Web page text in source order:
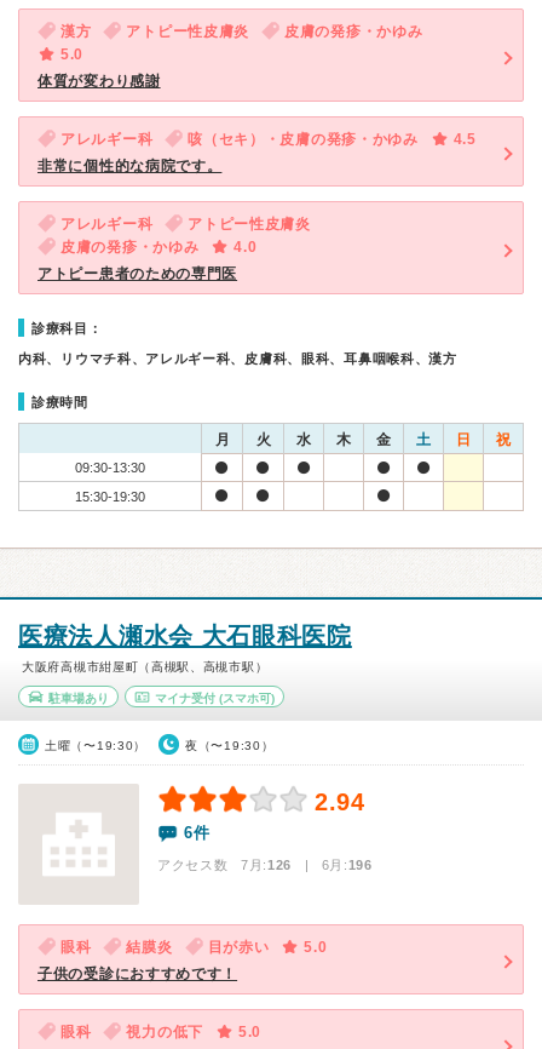
漢方 アトピー性皮膚炎
皮膚の発疹・かゆみ
5.0
体質が変わり感謝
アレルギー科 咳（セキ）・皮膚の発疹・かゆみ
4.5
非常に個性的な病院です。
アレルギー科
アトピー性皮膚炎
皮膚の発疹・かゆみ
4.0
アトピー患者のための専門医
診療科目：
内科、リウマチ科、アレルギー科、皮膚科、眼科、耳鼻咽喉科、漢方
診療時間
月 火 水 木 金 土 日 祝
09:30-13:30
15:30-19:30
医療法人瀬水会 大石眼科医院
大阪府高槻市紺屋町（高槻駅、高槻市駅）
駐車場あり マイナ受付(スマホ可)
土曜（〜19:30） 夜（〜19:30）
2.94
6件
アクセス数 7月:126 | 6月:196
眼科 結膜炎 目が赤い
5.0
子供の受診におすすめです！
眼科 視力の低下
5.0